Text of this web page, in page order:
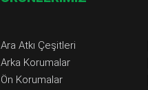
Ara Atkı Çeşitleri
Arka Korumalar
Ön Korumalar